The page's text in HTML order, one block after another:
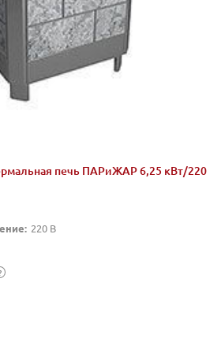
печь ПАРиЖАР 6,25 кВт/220
220 В